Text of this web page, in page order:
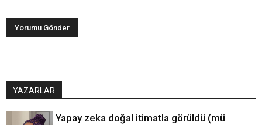
YAZARLAR
Yapay zeka doğal itimatla görüldü (mü